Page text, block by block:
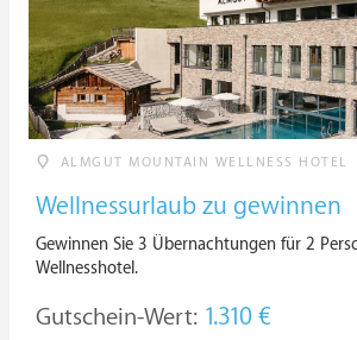
ALMGUT MOUNTAIN WELLNESS HOTEL
Wellnessurlaub zu gewinnen
Gewinnen Sie 3 Übernachtungen für 2
Wellnesshotel.
Gutschein-Wert: 1.310 €